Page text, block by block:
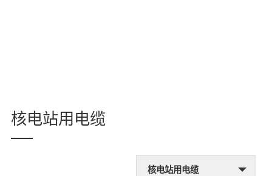
核电站用电缆
核电站用电缆